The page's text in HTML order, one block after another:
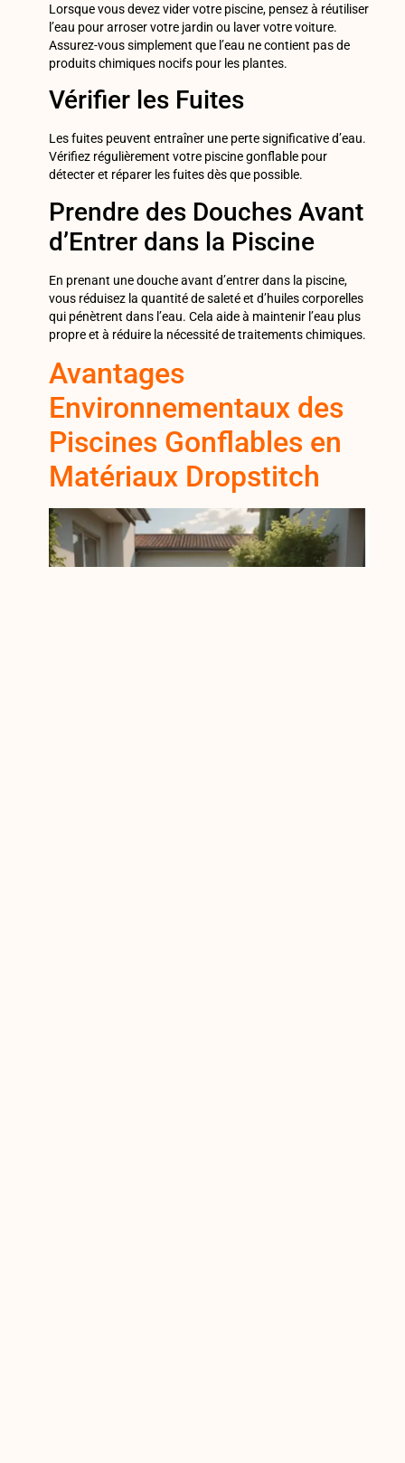
Lorsque vous devez vider votre piscine, pensez à réutiliser
l’eau pour arroser votre jardin ou laver votre voiture.
Assurez-vous simplement que l’eau ne contient pas de
produits chimiques nocifs pour les plantes.
Vérifier les Fuites
Les fuites peuvent entraîner une perte significative d’eau.
Vérifiez régulièrement votre piscine gonflable pour
détecter et réparer les fuites dès que possible.
Prendre des Douches Avant
d’Entrer dans la Piscine
En prenant une douche avant d’entrer dans la piscine,
vous réduisez la quantité de saleté et d’huiles corporelles
qui pénètrent dans l’eau. Cela aide à maintenir l’eau plus
propre et à réduire la nécessité de traitements chimiques.
Avantages
Environnementaux des
Piscines Gonflables en
Matériaux Dropstitch